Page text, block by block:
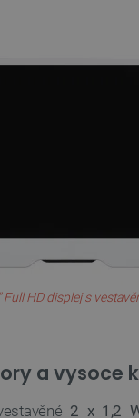
Full HD displej s
a vysoce
2 x 1,2
souhlasu návštěvníka s
které zajistí, že
na enginu
se obsah nákupního
nebo při opuštění
k zapamatování
Je nutné, aby banner
jejich webových